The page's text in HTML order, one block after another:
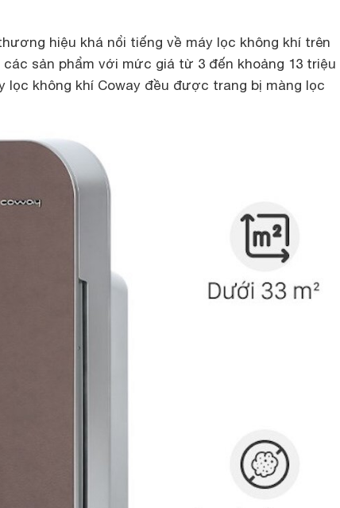
hiệu khá nổi tiếng về máy lọc không khí trên
sản phẩm với mức giá từ 3 đến khoảng 13 triệu
lọc không khí Coway đều được trang bị màng lọc